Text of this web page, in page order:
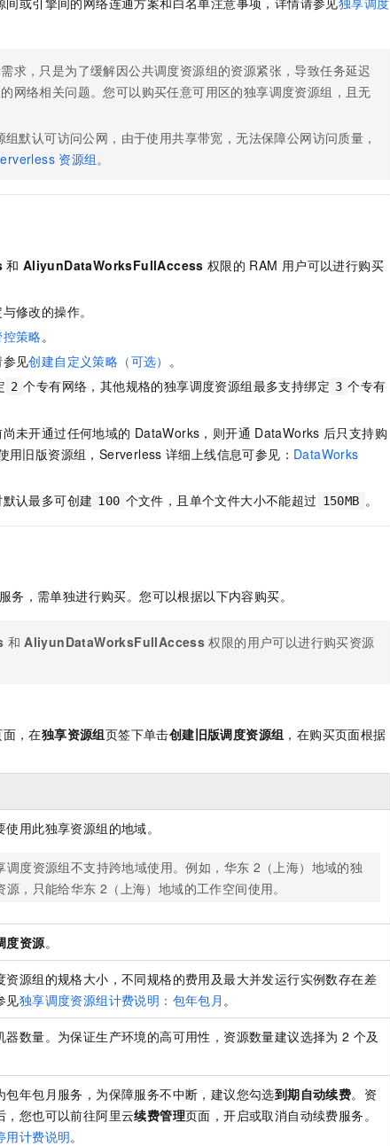
求，只是为了缓解因公共调度资源组的资源紧张，导致任务延迟
网络相关问题。您可以购买任意可用区的独享调度资源组，且无
默认可访问公网，由于使用共享带宽，无法保障公网访问质量，
资源组。
和 AliyunDataWorksFullAccess 权限的 RAM 用户可以进行购买
修改的操作。
策略。
见创建自定义策略（可选） 。
2 个专有网络，其他规格的独享调度资源组最多支持绑定 3 个专有
未开通过任何地域的 DataWorks，则开通 DataWorks 后只支持购
用旧版资源组，Serverless 详细上线信息可参见： DataWorks
认最多可创建 100 个文件，且单个文件大小不能超过 150MB 。
务，需单独进行购买。您可以根据以下内容购买。
和 AliyunDataWorksFullAccess 权限的用户可以进行购买资源
面，在独享资源组页签下单击创建旧版调度资源组 ，在购买页面根据
用此独享资源组的地域。
调度资源组不支持跨地域使用。例如，华东 2（上海）地域的独
源，只能给华东 2（上海）地域的工作空间使用。
度资源。
资源组的规格大小，不同规格的费用及最大并发运行实例数存在差
见独享调度资源组计费说明：包年包月 。
器数量。为保证生产环境的高可用性，资源数量建议选择为 2 个及
包年包月服务，为保障服务不中断，建议您勾选到期自动续费。资
，您也可以前往阿里云续费管理页面，开启或取消自动续费服务。
用计费说明。